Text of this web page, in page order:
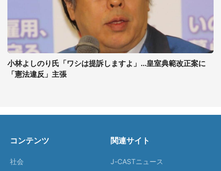
小林よしのり氏「ワシは提訴しますよ」...皇室典範改正案に
「憲法違反」主張
コンテンツ
社会
関連サイト
J-CASTニュース